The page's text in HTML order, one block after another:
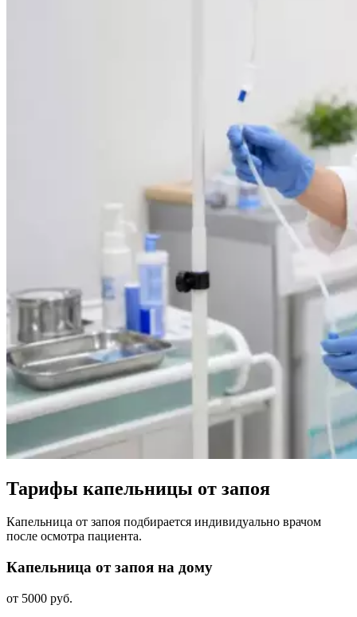
Тарифы капельницы от запоя
Капельница от запоя подбирается индивидуально врачом
после осмотра пациента.
Капельница от запоя на дому
от 5000 руб.